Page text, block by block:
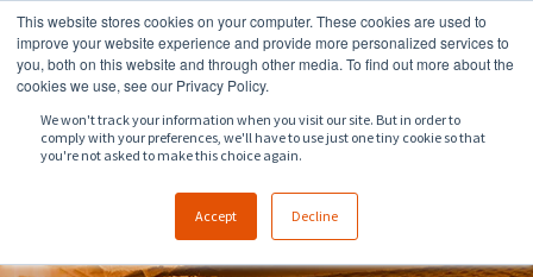
This website stores cookies on your computer. These cookies are used to
improve your website experience and provide more personalized services to
you, both on this website and through other media. To find out more about the
cookies we use, see our Privacy Policy.
We won't track your information when you visit our site. But in order to
comply with your preferences, we'll have to use just one tiny cookie so that
you're not asked to make this choice again.
Accept Decline
918.258.8551 sales@zeeco.com